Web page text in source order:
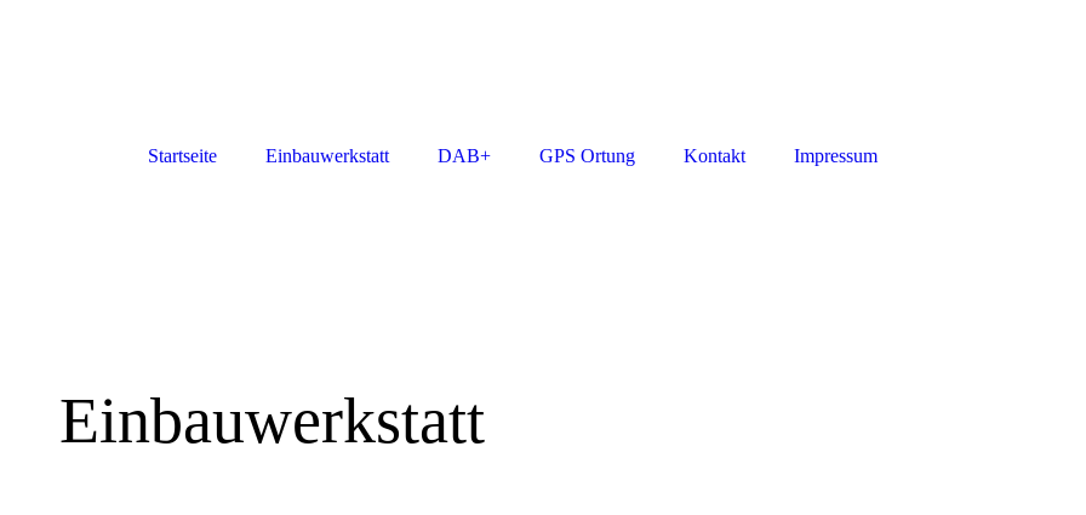
Einbauwerkstatt
Startseite Einbauwerkstatt DAB+ GPS Ortung Kontakt Impressum